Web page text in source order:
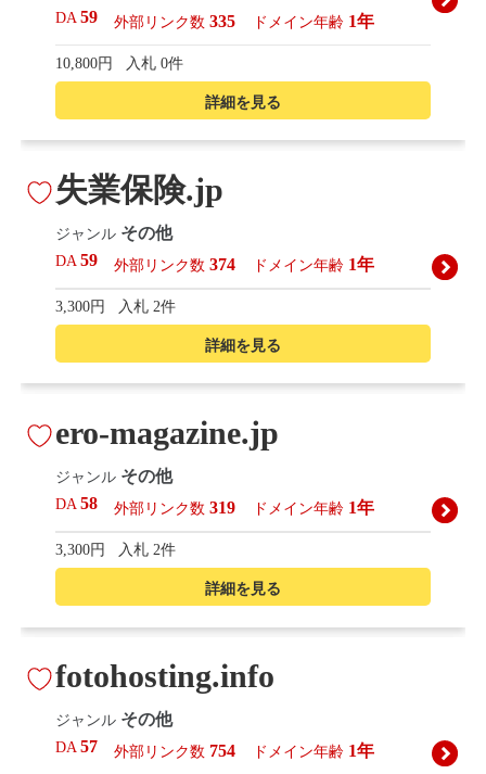
詳細を見る
DA59 外部リンク数 335 ドメイン年齢 1年
10,800円 入札 0件
詳細を見る
失業保険.jp
ジャンル その他
DA59 外部リンク数 374 ドメイン年齢 1年
3,300円 入札 2件
詳細を見る
ero-magazine.jp
ジャンル その他
DA58 外部リンク数 319 ドメイン年齢 1年
3,300円 入札 2件
fotohosting.info
ジャンル その他
DA57 外部リンク数 754 ドメイン年齢 1年